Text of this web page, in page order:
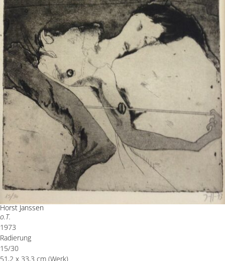
Horst Janssen
o.T.
1973
Radierung
15/30
51,2 x 33,3 cm (Werk)